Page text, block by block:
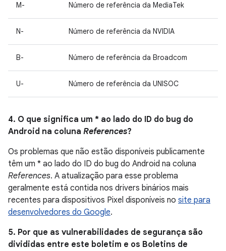
M- Número de referência da MediaTek
N- Número de referência da NVIDIA
B- Número de referência da Broadcom
U- Número de referência da UNISOC
4. O que significa um * ao lado do ID do bug do
Android na coluna References?
Os problemas que não estão disponíveis publicamente
têm um * ao lado do ID do bug do Android na coluna
References. A atualização para esse problema
geralmente está contida nos drivers binários mais
recentes para dispositivos Pixel disponíveis no site para
desenvolvedores do Google.
5. Por que as vulnerabilidades de segurança são
divididas entre este boletim e os Boletins de